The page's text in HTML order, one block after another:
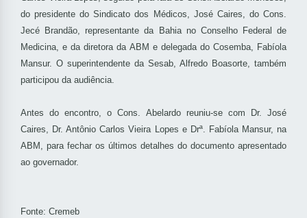
do presidente do Sindicato dos Médicos, José Caires, do Cons.
Jecé Brandão, representante da Bahia no Conselho Federal de
Medicina, e da diretora da ABM e delegada do Cosemba, Fabíola
Mansur. O superintendente da Sesab, Alfredo Boasorte, também
participou da audiência.
Antes do encontro, o Cons. Abelardo reuniu-se com Dr. José
Caires, Dr. Antônio Carlos Vieira Lopes e Drª. Fabíola Mansur, na
ABM, para fechar os últimos detalhes do documento apresentado
ao governador.
Fonte: Cremeb